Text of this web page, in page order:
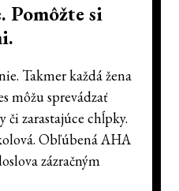
Pomôžte si
Takmer každá žena
môžu sprevádzať
či zarastajúce chĺpky.
Obľúbená AHA
zázračným